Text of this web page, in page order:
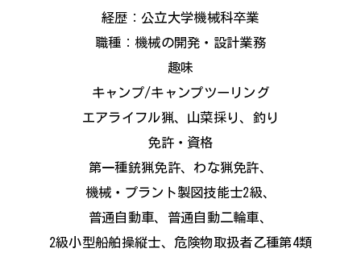
経歴：公立大学機械科卒業
職種：機械の開発・設計業務
趣味
キャンプ/キャンプツーリング
エアライフル猟、山菜採り、釣り
免許・資格
第一種銃猟免許、わな猟免許、
機械・プラント製図技能士2級、
普通自動車、普通自動二輪車、
2級小型船舶操縦士、危険物取扱者乙種第4類